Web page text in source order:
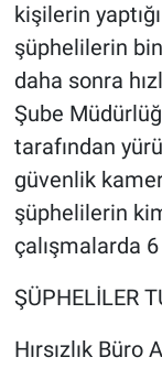
kişilerin
şüphelilerin
daha sonra
Şube
tarafından
güvenlik
şüphelilerin
çalışmalarda 6
ŞÜPHELİLER
Hırsızlık